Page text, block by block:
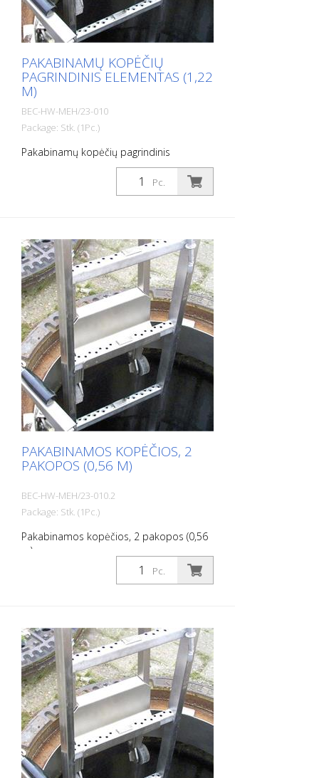
PAKABINAMŲ KOPĖČIŲ
PAGRINDINIS ELEMENTAS (1,22
M)
BEC-HW-MEH/23-010
Package: Stk. (1Pc.)
Pakabinamų kopėčių pagrindinis
Pc.
PAKABINAMOS KOPĖČIOS, 2
PAKOPOS (0,56 M)
BEC-HW-MEH/23-010.2
Package: Stk. (1Pc.)
Pakabinamos kopėčios, 2 pakopos (0,56
m)
Pc.